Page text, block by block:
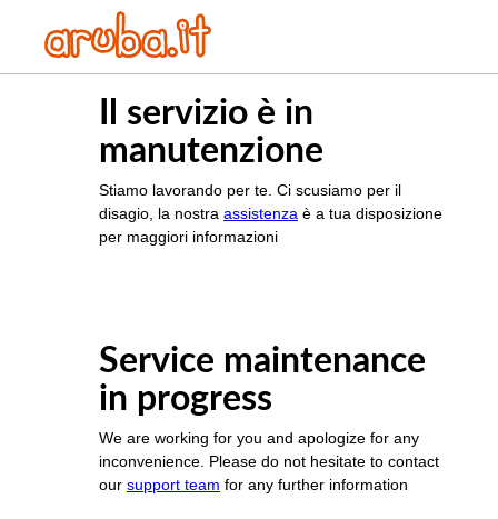
Il servizio è in
manutenzione
Stiamo lavorando per te. Ci scusiamo per il
disagio, la nostra assistenza è a tua disposizione
per maggiori informazioni
Service maintenance
in progress
We are working for you and apologize for any
inconvenience. Please do not hesitate to contact
our support team for any further information